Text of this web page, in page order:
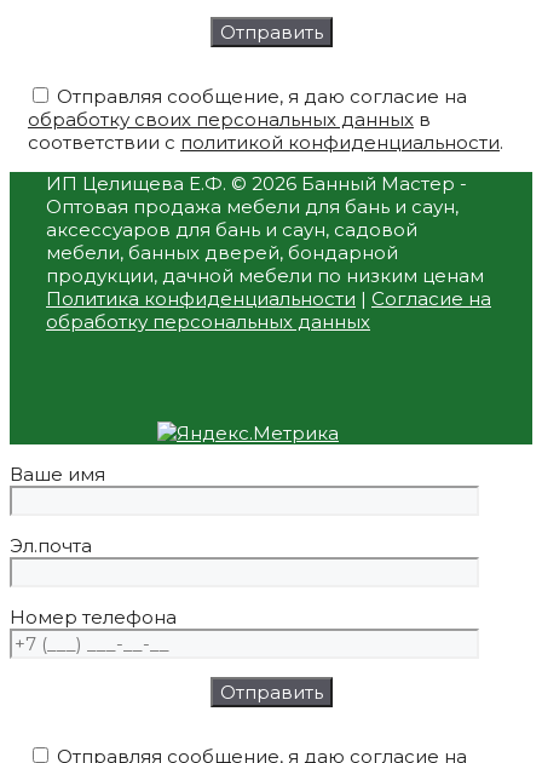
Отправляя сообщение, я даю согласие на
обработку своих персональных данных в
соответствии с политикой конфиденциальности.
ИП Целищева Е.Ф. © 2026 Банный Мастер -
Оптовая продажа мебели для бань и саун,
аксессуаров для бань и саун, садовой
мебели, банных дверей, бондарной
продукции, дачной мебели по низким ценам
Политика конфиденциальности | Согласие на
обработку персональных данных
Ваше имя
Эл.почта
Номер телефона
Отправляя сообщение, я даю согласие на